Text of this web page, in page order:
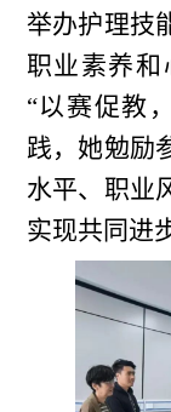
举办护理技
职业素养
“以赛促教
践，她勉励
水平、职业
实现共同进